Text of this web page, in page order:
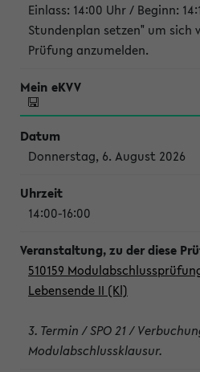
Einlass: 14:00 Uhr / Beginn:
Stundenplan setzen" um sich
Prüfung anzumelden.
Donnerstag, 6. August 2026
14:00-16:00
510159
Lebensende II (Kl)
3. Termin / SPO 21 /
Modulabschlussklausur.